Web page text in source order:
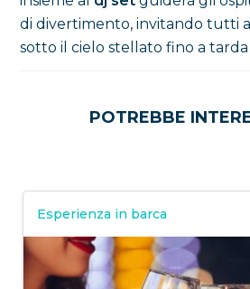
di divertimento, invitando tutti
sotto il cielo stellato fino a
POTREBBE
Esperienza in barca